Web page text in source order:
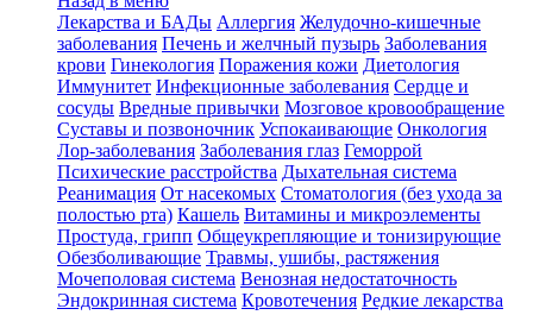
Лекарства и БАДы Аллергия Желудочно-кишечные
заболевания Печень и желчный пузырь Заболевания
крови Гинекология Поражения кожи Диетология
Иммунитет Инфекционные заболевания Сердце и
сосуды Вредные привычки Мозговое кровообращение
Суставы и позвоночник Успокаивающие Онкология
Лор-заболевания Заболевания глаз Геморрой
Психические расстройства Дыхательная система
Реанимация От насекомых Стоматология (без ухода за
полостью рта) Кашель Витамины и микроэлементы
Простуда, грипп Общеукрепляющие и тонизирующие
Обезболивающие Травмы, ушибы, растяжения
Мочеполовая система Венозная недостаточность
Эндокринная система Кровотечения Редкие лекарства